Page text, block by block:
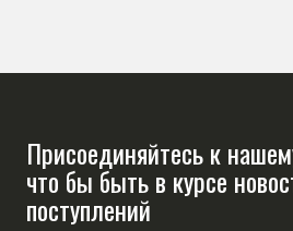
Присоединяйтесь к
что бы быть в курсе
поступлений